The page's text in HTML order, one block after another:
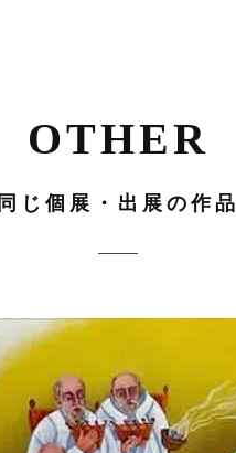
OTHER
同じ個展・出展の作品